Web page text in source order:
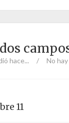
hace... / No
11